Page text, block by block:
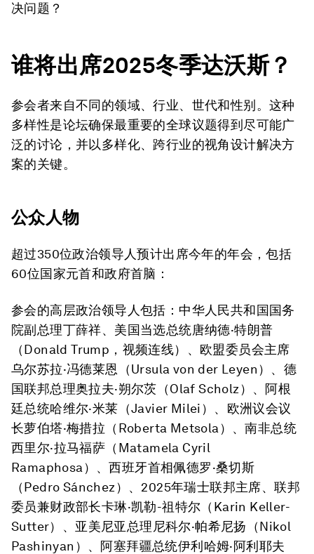
决问题？
谁将出席2025冬季达沃斯？
参会者来自不同的领域、行业、世代和性别。这种
多样性是论坛确保最重要的全球议题得到尽可能广
泛的讨论，并以多样化、跨行业的视角设计解决方
案的关键。
公众人物
超过350位政治领导人预计出席今年的年会，包括
60位国家元首和政府首脑：
参会的高层政治领导人包括：中华人民共和国国务
院副总理丁薛祥、美国当选总统唐纳德·特朗普
（Donald Trump ，视频连线）、欧盟委员会主席
乌尔苏拉·冯德莱恩
（Ursula von der Leyen ）、德
国联邦总理奥拉夫·朔尔茨 （Olaf Scholz）、阿根
廷总统哈维尔·米莱 （Javier Milei ）、欧洲议会议
长萝伯塔·梅措拉 （ Roberta Metsola ）、南非总统
西里尔·拉马福萨 （ Matamela Cyril
Ramaphosa ）、西班牙首相佩德罗·桑切斯
（Pedro Sánchez）、2025年瑞士联邦主席、联邦
委员兼财政部长卡琳·凯勒-祖特尔 （ Karin Keller-
Sutter）、亚美尼亚总理尼科尔·帕希尼扬 （Nikol
Pashinyan ）、阿塞拜疆总统伊利哈姆·阿利耶夫